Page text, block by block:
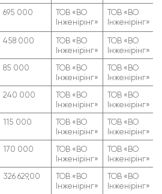
695 000
ТОВ «ВО
Інженірінг»
ТОВ «ВО
Інженірінг»
458 000
ТОВ «ВО
Інженірінг»
ТОВ «ВО
Інженірінг»
85 000
ТОВ «ВО
Інженірінг»
ТОВ «ВО
Інженірінг»
240 000
ТОВ «ВО
Інженірінг»
ТОВ «ВО
Інженірінг»
115 000
ТОВ «ВО
Інженірінг»
ТОВ «ВО
Інженірінг»
170 000
ТОВ «ВО
Інженірінг»
ТОВ «ВО
Інженірінг»
326 629,00
ТОВ «ВО
Інженірінг»
ТОВ «ВО
Інженірінг»